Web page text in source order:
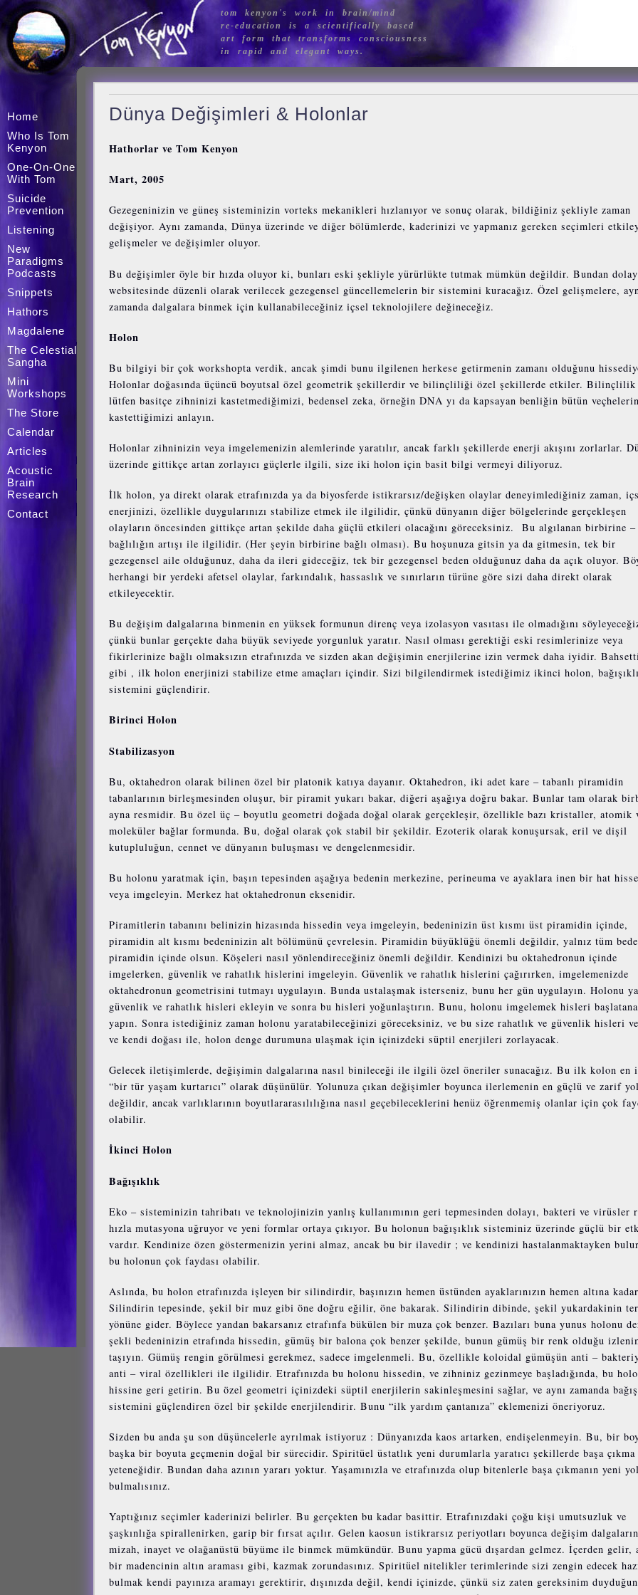
Home
Who Is Tom
Kenyon
One-On-One
With Tom
Suicide
Prevention
Listening
New
Paradigms
Podcasts
Snippets
Hathors
Magdalene
The Celestial
Sangha
Mini
Workshops
The Store
Calendar
Articles
Acoustic
Brain
Research
Contact
tom kenyon's work in brain/mind
re-education is a scientifically based
art form that transforms consciousness
in rapid and elegant ways.
Dünya Değişimleri & Holonlar
Hathorlar ve Tom Kenyon
Mart, 2005
Gezegeninizin ve güneş sisteminizin vorteks mekanikleri hızlanıyor ve sonuç olarak, bildiğiniz şekliyle zaman
değişiyor. Aynı zamanda, Dünya üzerinde ve diğer bölümlerde, kaderinizi ve yapmanız gereken seçimleri
gelişmeler ve değişimler oluyor.
Bu değişimler öyle bir hızda oluyor ki, bunları eski şekliyle yürürlükte tutmak mümkün değildir. Bundan
websitesinde düzenli olarak verilecek gezegensel güncellemelerin bir sistemini kuracağız. Özel gelişmelere,
zamanda dalgalara binmek için kullanabileceğiniz içsel teknolojilere değineceğiz.
Holon
Bu bilgiyi bir çok workshopta verdik, ancak şimdi bunu ilgilenen herkese getirmenin zamanı olduğunu
Holonlar doğasında üçüncü boyutsal özel geometrik şekillerdir ve bilinçliliği özel şekillerde etkiler.
lütfen basitçe zihninizi kastetmediğimizi, bedensel zeka, örneğin DNA yı da kapsayan benliğin bütün
kastettiğimizi anlayın.
Holonlar zihninizin veya imgelemenizin alemlerinde yaratılır, ancak farklı şekillerde enerji akışını zorlarlar.
üzerinde gittikçe artan zorlayıcı güçlerle ilgili, size iki holon için basit bilgi vermeyi diliyoruz.
İlk holon, ya direkt olarak etrafınızda ya da biyosferde istikrarsız/değişken olaylar deneyimlediğiniz zaman,
enerjinizi, özellikle duygularınızı stabilize etmek ile ilgilidir, çünkü dünyanın diğer bölgelerinde gerçekleşen
olayların öncesinden gittikçe artan şekilde daha güçlü etkileri olacağını göreceksiniz. Bu algılanan birbirine –
bağlılığın artışı ile ilgilidir. (Her şeyin birbirine bağlı olması). Bu hoşunuza gitsin ya da gitmesin, tek bir
gezegensel aile olduğunuz, daha da ileri gideceğiz, tek bir gezegensel beden olduğunuz daha da açık oluyor.
herhangi bir yerdeki afetsel olaylar, farkındalık, hassaslık ve sınırların türüne göre sizi daha direkt olarak
etkileyecektir.
Bu değişim dalgalarına binmenin en yüksek formunun direnç veya izolasyon vasıtası ile olmadığını
çünkü bunlar gerçekte daha büyük seviyede yorgunluk yaratır. Nasıl olması gerektiği eski resimlerinize veya
fikirlerinize bağlı olmaksızın etrafınızda ve sizden akan değişimin enerjilerine izin vermek daha iyidir.
gibi , ilk holon enerjinizi stabilize etme amaçları içindir. Sizi bilgilendirmek istediğimiz ikinci holon,
sistemini güçlendirir.
Birinci Holon
Stabilizasyon
Bu, oktahedron olarak bilinen özel bir platonik katıya dayanır. Oktahedron, iki adet kare – tabanlı piramidin
tabanlarının birleşmesinden oluşur, bir piramit yukarı bakar, diğeri aşağıya doğru bakar. Bunlar tam olarak
ayna resmidir. Bu özel üç – boyutlu geometri doğada doğal olarak gerçekleşir, özellikle bazı kristaller, atomik
moleküler bağlar formunda. Bu, doğal olarak çok stabil bir şekildir. Ezoterik olarak konuşursak, eril ve dişil
kutupluluğun, cennet ve dünyanın buluşması ve dengelenmesidir.
Bu holonu yaratmak için, başın tepesinden aşağıya bedenin merkezine, perineuma ve ayaklara inen bir hat
veya imgeleyin. Merkez hat oktahedronun eksenidir.
Piramitlerin tabanını belinizin hizasında hissedin veya imgeleyin, bedeninizin üst kısmı üst piramidin içinde,
piramidin alt kısmı bedeninizin alt bölümünü çevrelesin. Piramidin büyüklüğü önemli değildir, yalnız tüm
piramidin içinde olsun. Köşeleri nasıl yönlendireceğiniz önemli değildir. Kendinizi bu oktahedronun içinde
imgelerken, güvenlik ve rahatlık hislerini imgeleyin. Güvenlik ve rahatlık hislerini çağırırken, imgelemenizde
oktahedronun geometrisini tutmayı uygulayın. Bunda ustalaşmak isterseniz, bunu her gün uygulayın. Holonu
güvenlik ve rahatlık hisleri ekleyin ve sonra bu hisleri yoğunlaştırın. Bunu, holonu imgelemek hisleri
yapın. Sonra istediğiniz zaman holonu yaratabileceğinizi göreceksiniz, ve bu size rahatlık ve güvenlik hisleri
ve kendi doğası ile, holon denge durumuna ulaşmak için içinizdeki süptil enerjileri zorlayacak.
Gelecek iletişimlerde, değişimin dalgalarına nasıl binileceği ile ilgili özel öneriler sunacağız. Bu ilk kolon en
“bir tür yaşam kurtarıcı” olarak düşünülür. Yolunuza çıkan değişimler boyunca ilerlemenin en güçlü ve zarif
değildir, ancak varlıklarının boyutlararasılılığına nasıl geçebileceklerini henüz öğrenmemiş olanlar için çok
olabilir.
İkinci Holon
Bağışıklık
Eko – sisteminizin tahribatı ve teknolojinizin yanlış kullanımının geri tepmesinden dolayı, bakteri ve virüsler
hızla mutasyona uğruyor ve yeni formlar ortaya çıkıyor. Bu holonun bağışıklık sisteminiz üzerinde güçlü bir
vardır. Kendinize özen göstermenizin yerini almaz, ancak bu bir ilavedir ; ve kendinizi hastalanmaktayken
bu holonun çok faydası olabilir.
Aslında, bu holon etrafınızda işleyen bir silindirdir, başınızın hemen üstünden ayaklarınızın hemen altına
Silindirin tepesinde, şekil bir muz gibi öne doğru eğilir, öne bakarak. Silindirin dibinde, şekil yukardakinin
yönüne gider. Böylece yandan bakarsanız etrafınfa bükülen bir muza çok benzer. Bazıları buna yunus holonu
şekli bedeninizin etrafında hissedin, gümüş bir balona çok benzer şekilde, bunun gümüş bir renk olduğu
taşıyın. Gümüş rengin görülmesi gerekmez, sadece imgelenmeli. Bu, özellikle koloidal gümüşün anti –
anti – viral özellikleri ile ilgilidir. Etrafınızda bu holonu hissedin, ve zihniniz gezinmeye başladığında, bu
hissine geri getirin. Bu özel geometri içinizdeki süptil enerjilerin sakinleşmesini sağlar, ve aynı zamanda
sistemini güçlendiren özel bir şekilde enerjilendirir. Bunu “ilk yardım çantanıza” eklemenizi öneriyoruz.
Sizden bu anda şu son düşüncelerle ayrılmak istiyoruz : Dünyanızda kaos artarken, endişelenmeyin. Bu, bir
başka bir boyuta geçmenin doğal bir sürecidir. Spiritüel üstatlık yeni durumlarla yaratıcı şekillerde başa çıkma
yeteneğidir. Bundan daha azının yararı yoktur. Yaşamınızla ve etrafınızda olup bitenlerle başa çıkmanın yeni
bulmalısınız.
Yaptığınız seçimler kaderinizi belirler. Bu gerçekten bu kadar basittir. Etrafınızdaki çoğu kişi umutsuzluk ve
şaşkınlığa spirallenirken, garip bir fırsat açılır. Gelen kaosun istikrarsız periyotları boyunca değişim
mizah, inayet ve olağanüstü büyüme ile binmek mümkündür. Bunu yapma gücü dışardan gelmez. İçerden gelir,
bir madencinin altın araması gibi, kazmak zorundasınız. Spiritüel nitelikler terimlerinde sizi zengin edecek
bulmak kendi payınıza aramayı gerektirir, dışınızda değil, kendi içinizde, çünkü siz zaten gereksinim